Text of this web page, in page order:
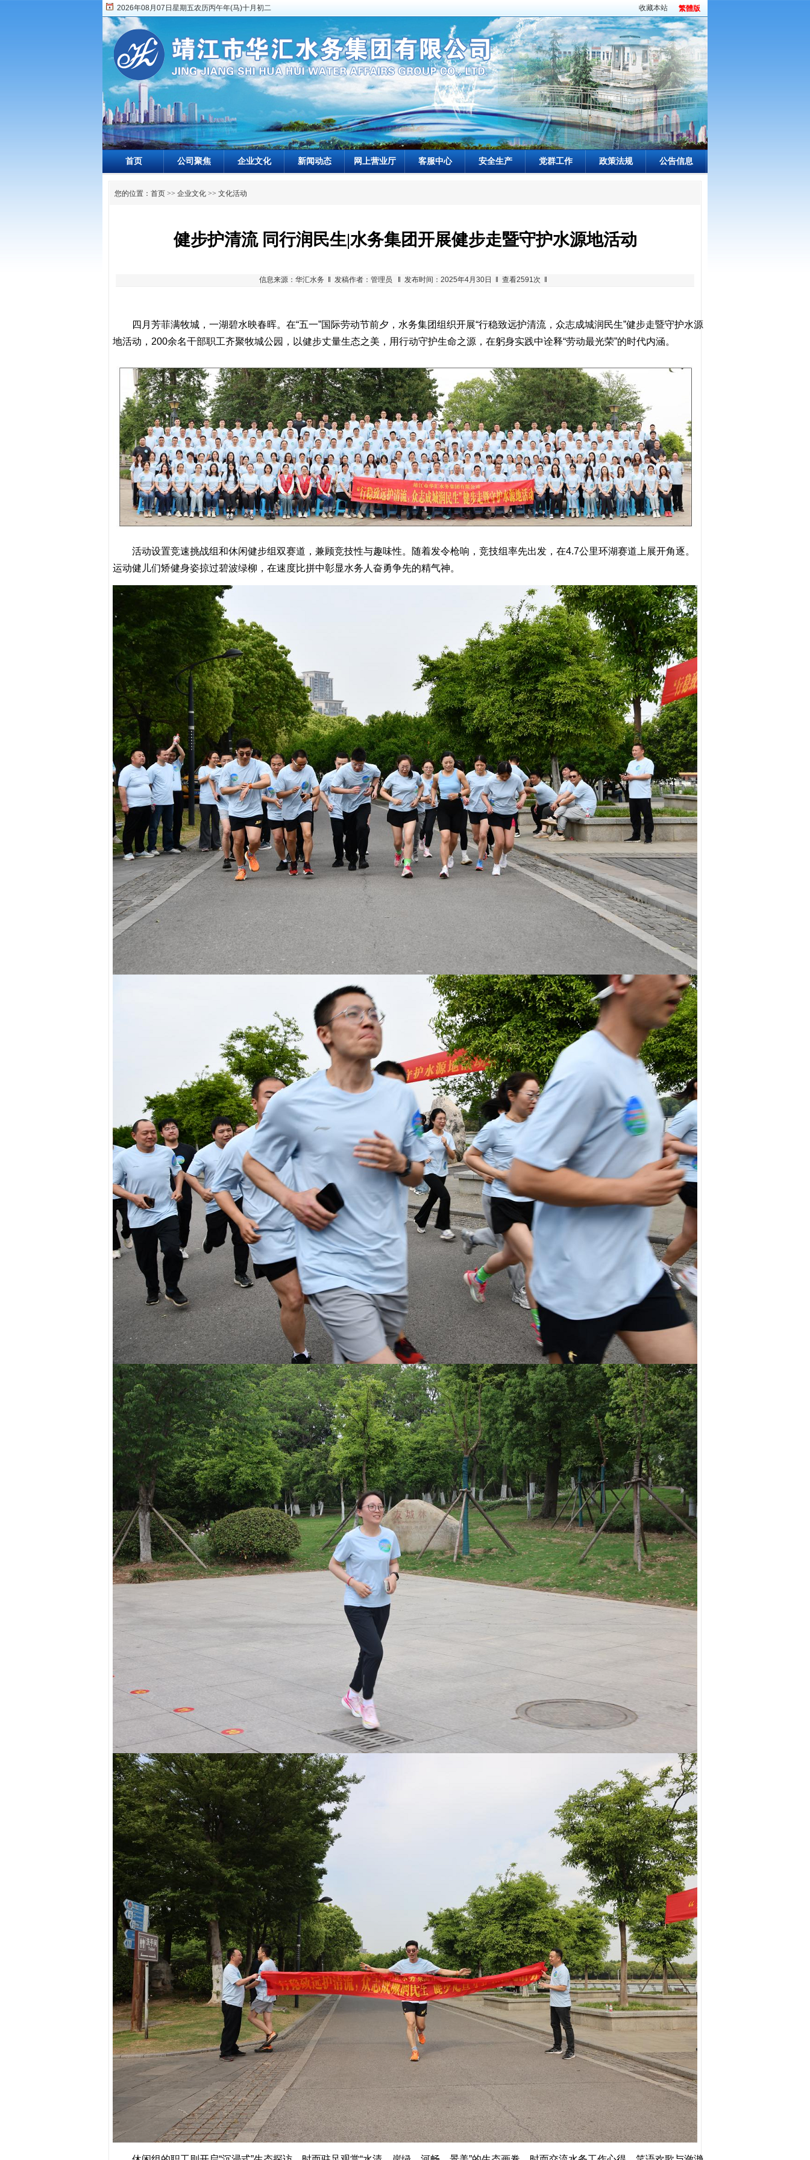
2026年08月07日星期五农历丙午年(马)十月初二 收藏本站 繁體版
首页 公司聚焦 企业文化 新闻动态 网上营业厅 客服中心 安全生产 党群工作 政策法规 公告信息
您的位置： 首页 >> 企业文化 >> 文化活动
健步护清流 同行润民生|水务集团开展健步走暨守护水源地活动
信息来源：华汇水务 ‖ 发稿作者：管理员 ‖ 发布时间：2025年4月30日 ‖ 查看2591次 ‖
四月芳菲满牧城，一湖碧水映春晖。在“五一”国际劳动节前夕，水务集团组织开展“行稳致远护清流，众志成城润民生”健步走暨守护水源
地活动，200余名干部职工齐聚牧城公园，以健步丈量生态之美，用行动守护生命之源，在躬身实践中诠释“劳动最光荣”的时代内涵。
活动设置竞速挑战组和休闲健步组双赛道，兼顾竞技性与趣味性。随着发令枪响，竞技组率先出发，在4.7公里环湖赛道上展开角逐。
运动健儿们矫健身姿掠过碧波绿柳，在速度比拼中彰显水务人奋勇争先的精气神。